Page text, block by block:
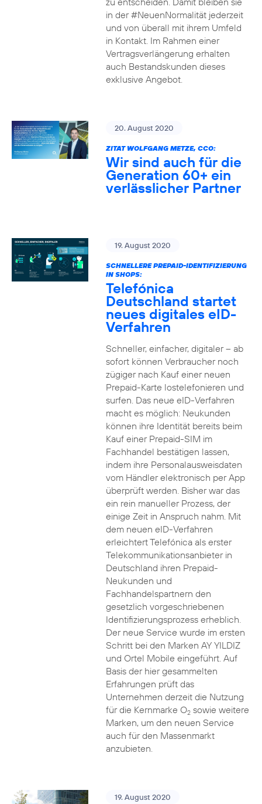
in der #NeuenNormalität jederzeit
und von überall mit ihrem Umfeld
in Kontakt. Im Rahmen einer
Vertragsverlängerung erhalten
auch Bestandskunden dieses
exklusive Angebot.
20. August 2020
ZITAT WOLFGANG METZE, CCO:
Wir sind auch für die
Generation 60+ ein
verlässlicher Partner
19. August 2020
SCHNELLERE PREPAID-IDENTIFIZIERUNG
IN SHOPS:
Telefónica
Deutschland startet
neues digitales eID-
Verfahren
Schneller, einfacher, digitaler – ab
sofort können Verbraucher noch
zügiger nach Kauf einer neuen
Prepaid-Karte lostelefonieren und
surfen. Das neue eID-Verfahren
macht es möglich: Neukunden
können ihre Identität bereits beim
Kauf einer Prepaid-SIM im
Fachhandel bestätigen lassen,
indem ihre Personalausweisdaten
vom Händler elektronisch per App
überprüft werden. Bisher war das
ein rein manueller Prozess, der
einige Zeit in Anspruch nahm. Mit
dem neuen eID-Verfahren
erleichtert Telefónica als erster
Telekommunikationsanbieter in
Deutschland ihren Prepaid-
Neukunden und
Fachhandelspartnern den
gesetzlich vorgeschriebenen
Identifizierungsprozess erheblich.
Der neue Service wurde im ersten
Schritt bei den Marken AY YILDIZ
und Ortel Mobile eingeführt. Auf
Basis der hier gesammelten
Erfahrungen prüft das
Unternehmen derzeit die Nutzung
für die Kernmarke O2sowie weitere
Marken, um den neuen Service
auch für den Massenmarkt
anzubieten.
19. August 2020